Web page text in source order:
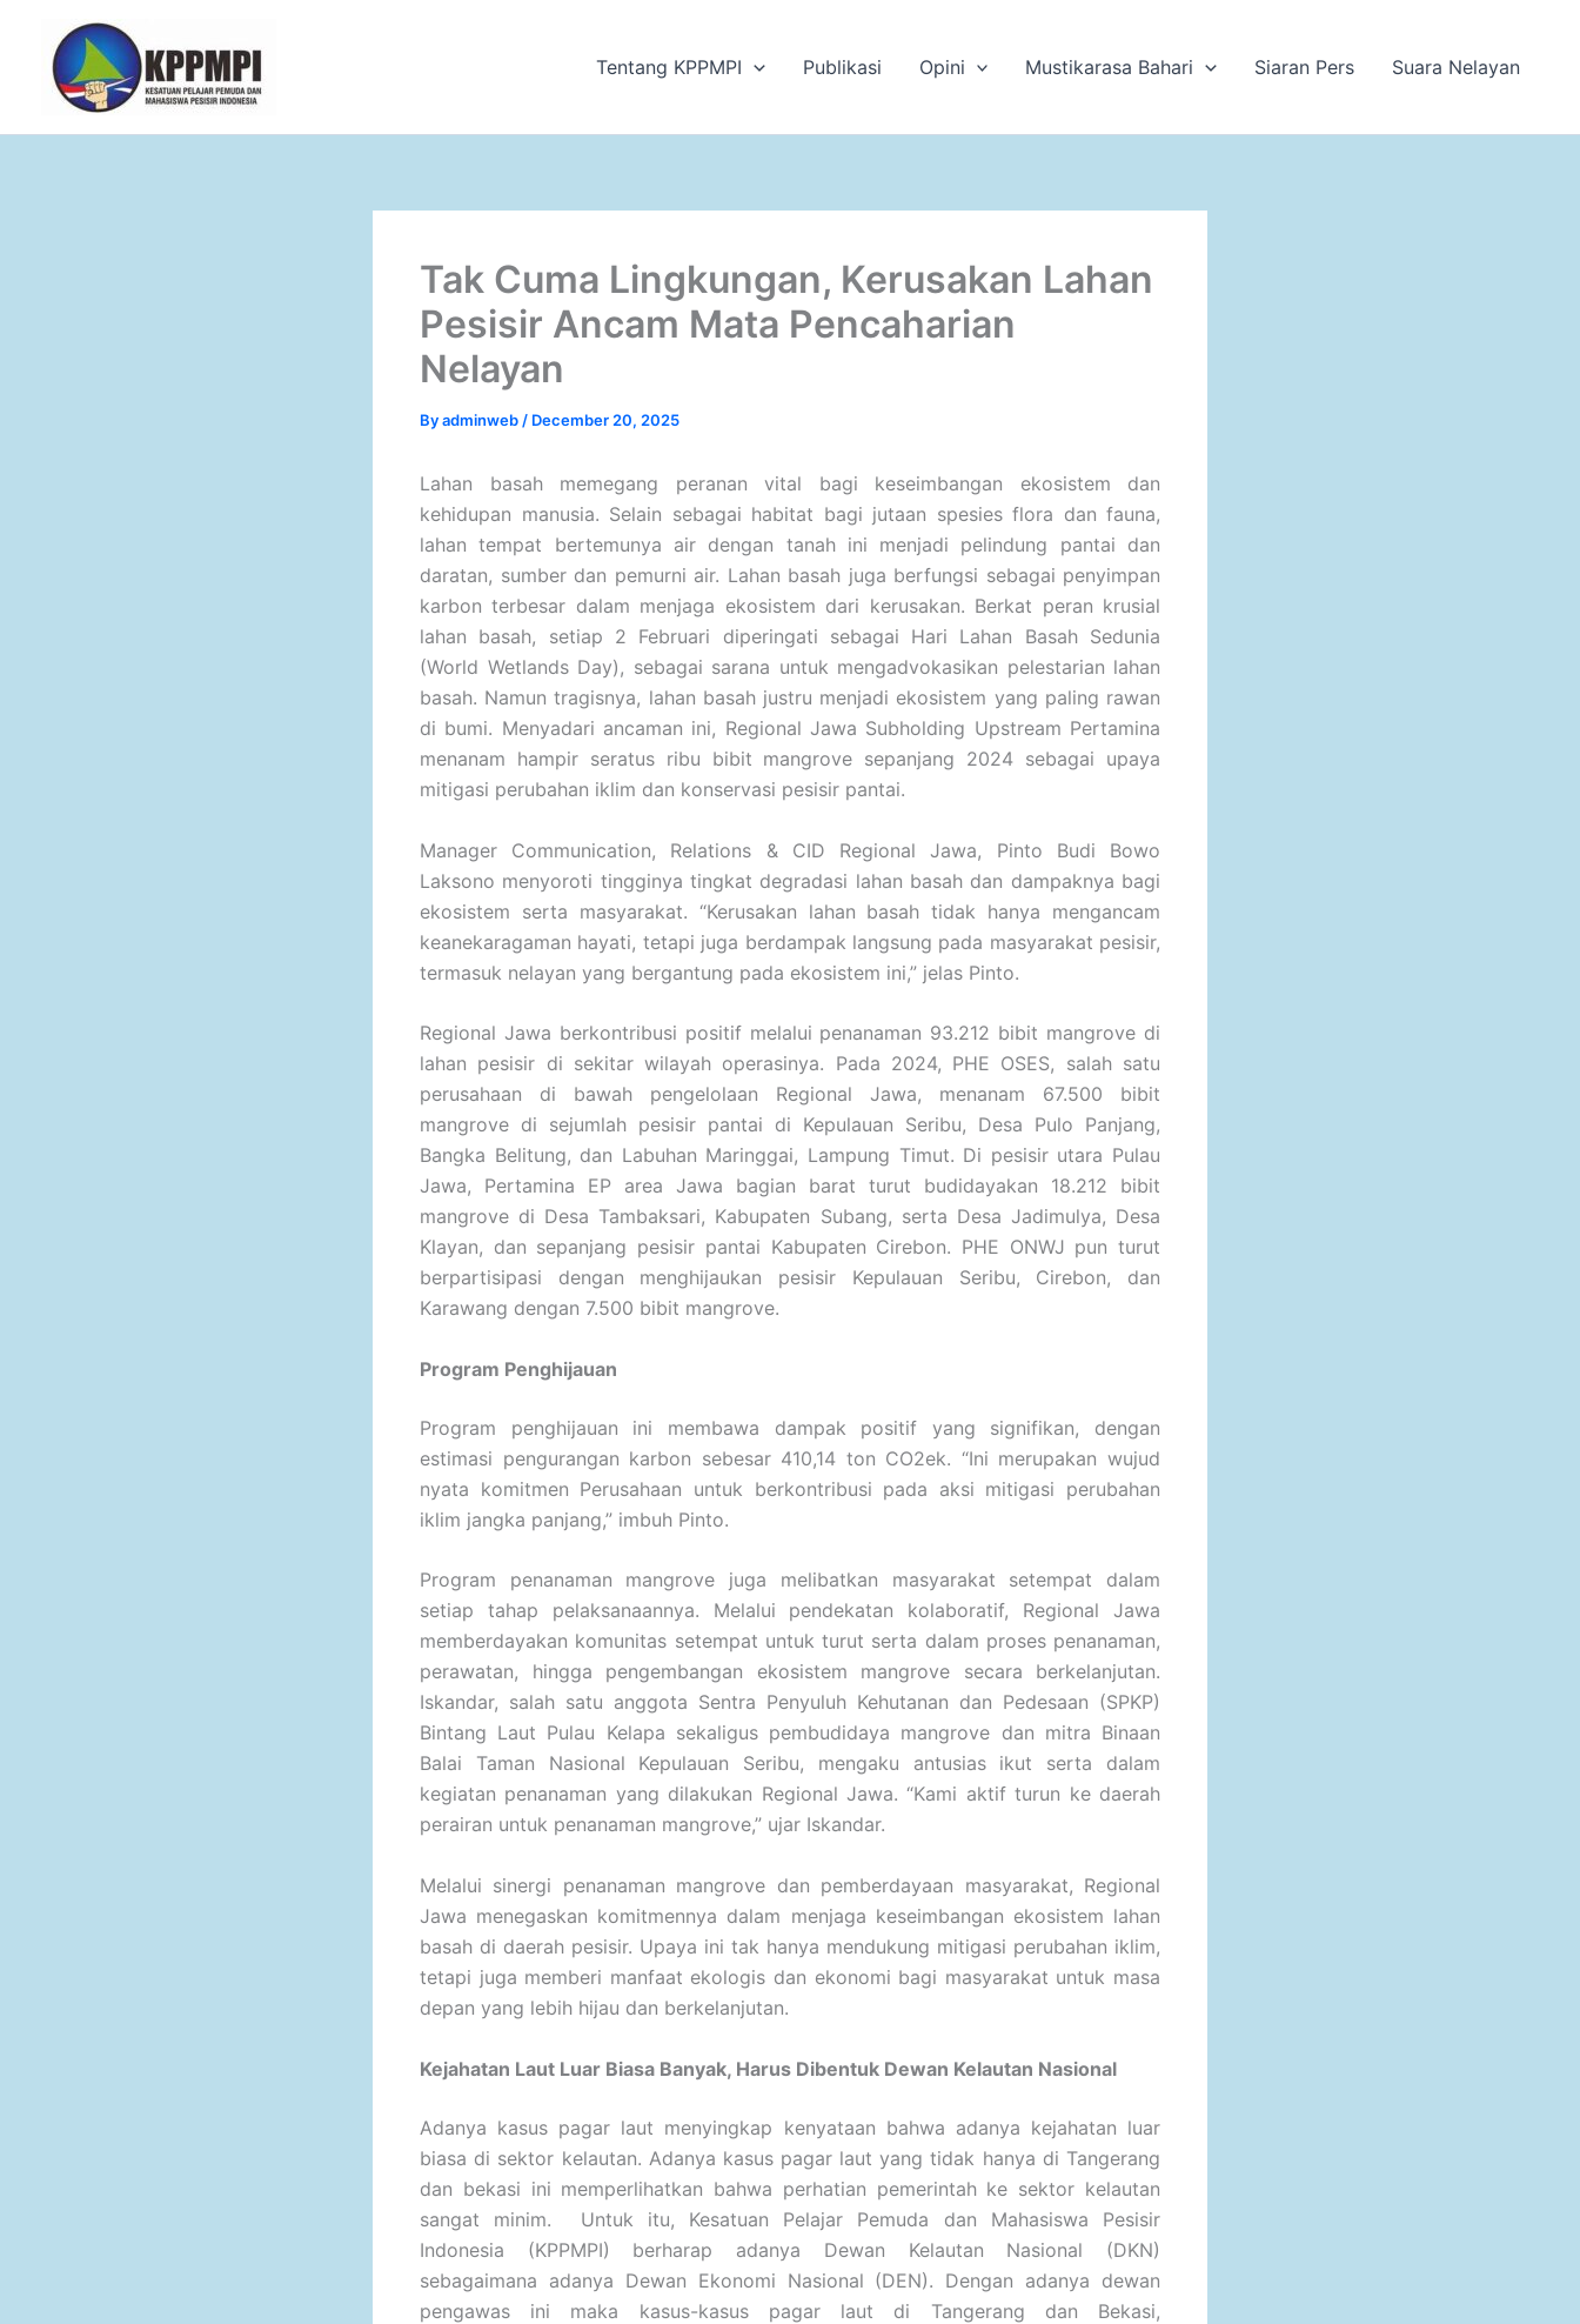
content
Tentang KPPMPI Publikasi Opini Mustikarasa Bahari Siaran Pers Suara Nelayan
Tak Cuma Lingkungan, Kerusakan Lahan
Pesisir Ancam Mata Pencaharian
Nelayan
Byadminweb / December 20, 2025
Lahan basah memegang peranan vital bagi keseimbangan ekosistem dan
kehidupan manusia. Selain sebagai habitat bagi jutaan spesies flora dan fauna,
lahan tempat bertemunya air dengan tanah ini menjadi pelindung pantai dan
daratan, sumber dan pemurni air. Lahan basah juga berfungsi sebagai penyimpan
karbon terbesar dalam menjaga ekosistem dari kerusakan. Berkat peran krusial
lahan basah, setiap 2 Februari diperingati sebagai Hari Lahan Basah Sedunia
(World Wetlands Day), sebagai sarana untuk mengadvokasikan pelestarian lahan
basah. Namun tragisnya, lahan basah justru menjadi ekosistem yang paling rawan
di bumi. Menyadari ancaman ini, Regional Jawa Subholding Upstream Pertamina
menanam hampir seratus ribu bibit mangrove sepanjang 2024 sebagai upaya
mitigasi perubahan iklim dan konservasi pesisir pantai.
Manager Communication, Relations & CID Regional Jawa, Pinto Budi Bowo
Laksono menyoroti tingginya tingkat degradasi lahan basah dan dampaknya bagi
ekosistem serta masyarakat. “Kerusakan lahan basah tidak hanya mengancam
keanekaragaman hayati, tetapi juga berdampak langsung pada masyarakat pesisir,
termasuk nelayan yang bergantung pada ekosistem ini,” jelas Pinto.
Regional Jawa berkontribusi positif melalui penanaman 93.212 bibit mangrove di
lahan pesisir di sekitar wilayah operasinya. Pada 2024, PHE OSES, salah satu
perusahaan di bawah pengelolaan Regional Jawa, menanam 67.500 bibit
mangrove di sejumlah pesisir pantai di Kepulauan Seribu, Desa Pulo Panjang,
Bangka Belitung, dan Labuhan Maringgai, Lampung Timut. Di pesisir utara Pulau
Jawa, Pertamina EP area Jawa bagian barat turut budidayakan 18.212 bibit
mangrove di Desa Tambaksari, Kabupaten Subang, serta Desa Jadimulya, Desa
Klayan, dan sepanjang pesisir pantai Kabupaten Cirebon. PHE ONWJ pun turut
berpartisipasi dengan menghijaukan pesisir Kepulauan Seribu, Cirebon, dan
Karawang dengan 7.500 bibit mangrove.
Program Penghijauan
Program penghijauan ini membawa dampak positif yang signifikan, dengan
estimasi pengurangan karbon sebesar 410,14 ton CO2ek. “Ini merupakan wujud
nyata komitmen Perusahaan untuk berkontribusi pada aksi mitigasi perubahan
iklim jangka panjang,” imbuh Pinto.
Program penanaman mangrove juga melibatkan masyarakat setempat dalam
setiap tahap pelaksanaannya. Melalui pendekatan kolaboratif, Regional Jawa
memberdayakan komunitas setempat untuk turut serta dalam proses penanaman,
perawatan, hingga pengembangan ekosistem mangrove secara berkelanjutan.
Iskandar, salah satu anggota Sentra Penyuluh Kehutanan dan Pedesaan (SPKP)
Bintang Laut Pulau Kelapa sekaligus pembudidaya mangrove dan mitra Binaan
Balai Taman Nasional Kepulauan Seribu, mengaku antusias ikut serta dalam
kegiatan penanaman yang dilakukan Regional Jawa. “Kami aktif turun ke daerah
perairan untuk penanaman mangrove,” ujar Iskandar.
Melalui sinergi penanaman mangrove dan pemberdayaan masyarakat, Regional
Jawa menegaskan komitmennya dalam menjaga keseimbangan ekosistem lahan
basah di daerah pesisir. Upaya ini tak hanya mendukung mitigasi perubahan iklim,
tetapi juga memberi manfaat ekologis dan ekonomi bagi masyarakat untuk masa
depan yang lebih hijau dan berkelanjutan.
Kejahatan Laut Luar Biasa Banyak, Harus Dibentuk Dewan Kelautan Nasional
Adanya kasus pagar laut menyingkap kenyataan bahwa adanya kejahatan luar
biasa di sektor kelautan. Adanya kasus pagar laut yang tidak hanya di Tangerang
dan bekasi ini memperlihatkan bahwa perhatian pemerintah ke sektor kelautan
sangat minim. Untuk itu, Kesatuan Pelajar Pemuda dan Mahasiswa Pesisir
Indonesia (KPPMPI) berharap adanya Dewan Kelautan Nasional (DKN)
sebagaimana adanya Dewan Ekonomi Nasional (DEN). Dengan adanya dewan
pengawas ini maka kasus-kasus pagar laut di Tangerang dan Bekasi,